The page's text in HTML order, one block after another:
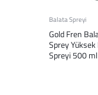
Balata Spreyi
Gold Fren
Sprey
Spreyi 500 ml